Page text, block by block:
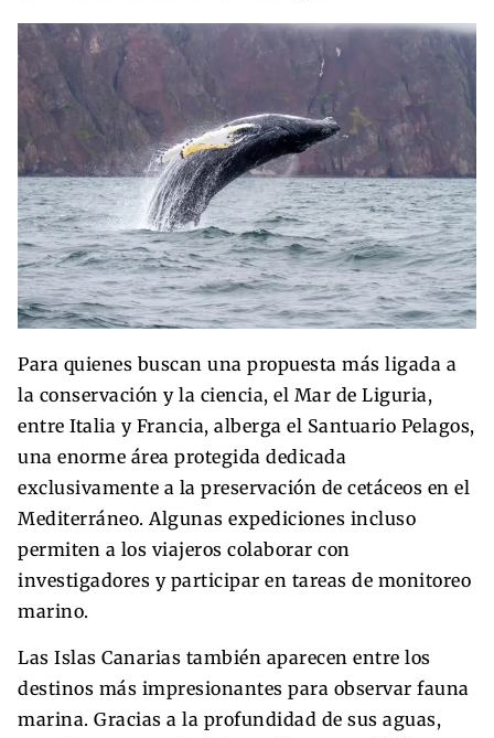
Para quienes buscan una propuesta más ligada a
la conservación y la ciencia, el Mar de Liguria,
entre Italia y Francia, alberga el Santuario Pelagos,
una enorme área protegida dedicada
exclusivamente a la preservación de cetáceos en el
Mediterráneo. Algunas expediciones incluso
permiten a los viajeros colaborar con
investigadores y participar en tareas de monitoreo
marino.
Las Islas Canarias también aparecen entre los
destinos más impresionantes para observar fauna
marina. Gracias a la profundidad de sus aguas,